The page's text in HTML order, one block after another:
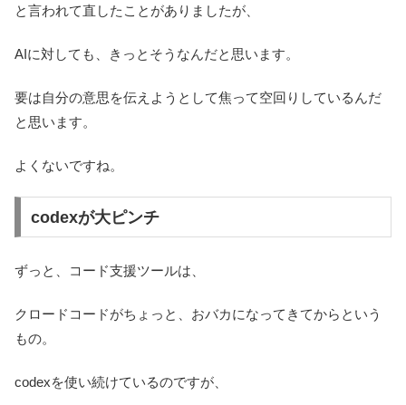
と言われて直したことがありましたが、
AIに対しても、きっとそうなんだと思います。
要は自分の意思を伝えようとして焦って空回りしているんだ
と思います。
よくないですね。
codexが大ピンチ
ずっと、コード支援ツールは、
クロードコードがちょっと、おバカになってきてからという
もの。
codexを使い続けているのですが、